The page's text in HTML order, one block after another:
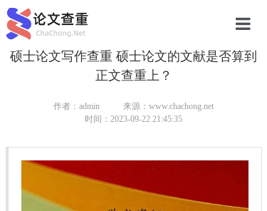
网站首页
本科论文
硕士论文写作查重 硕士论文的文献是否算到
正文查重上？
作者：admin
来源：www.chachong.net
时间：2023-09-22 21:45:35